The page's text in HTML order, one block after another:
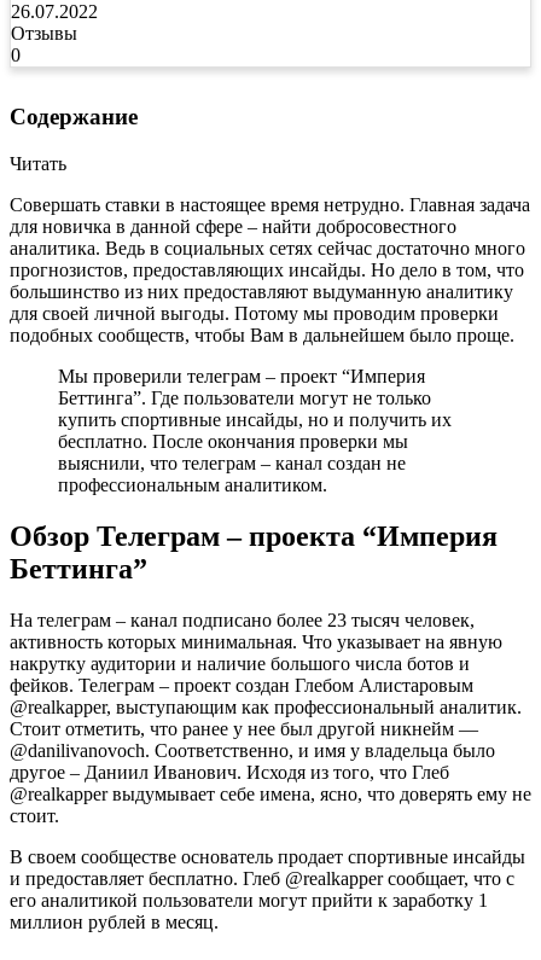
26.07.2022
Отзывы
0
Содержание
Читать
Совершать ставки в настоящее время нетрудно. Главная задача
для новичка в данной сфере – найти добросовестного
аналитика. Ведь в социальных сетях сейчас достаточно много
прогнозистов, предоставляющих инсайды. Но дело в том, что
большинство из них предоставляют выдуманную аналитику
для своей личной выгоды. Потому мы проводим проверки
подобных сообществ, чтобы Вам в дальнейшем было проще.
Мы проверили телеграм – проект “Империя
Беттинга”. Где пользователи могут не только
купить спортивные инсайды, но и получить их
бесплатно. После окончания проверки мы
выяснили, что телеграм – канал создан не
профессиональным аналитиком.
Обзор Телеграм – проекта “Империя
Беттинга”
На телеграм – канал подписано более 23 тысяч человек,
активность которых минимальная. Что указывает на явную
накрутку аудитории и наличие большого числа ботов и
фейков. Телеграм – проект создан Глебом Алистаровым
@realkapper, выступающим как профессиональный аналитик.
Стоит отметить, что ранее у нее был другой никнейм —
@danilivanovoch. Соответственно, и имя у владельца было
другое – Даниил Иванович. Исходя из того, что Глеб
@realkapper выдумывает себе имена, ясно, что доверять ему не
стоит.
В своем сообществе основатель продает спортивные инсайды
и предоставляет бесплатно. Глеб @realkapper сообщает, что с
его аналитикой пользователи могут прийти к заработку 1
миллион рублей в месяц.